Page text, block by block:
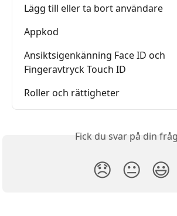
Lägg till eller ta bort användare
Appkod
Ansiktsigenkänning Face ID och
Fingeravtryck Touch ID
Roller och rättigheter
Fick du svar på din
😞 😐 😃